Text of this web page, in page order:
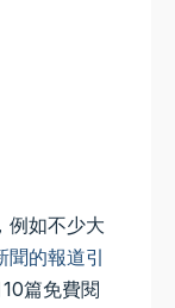
例如不少大
的報道引
篇免費閱